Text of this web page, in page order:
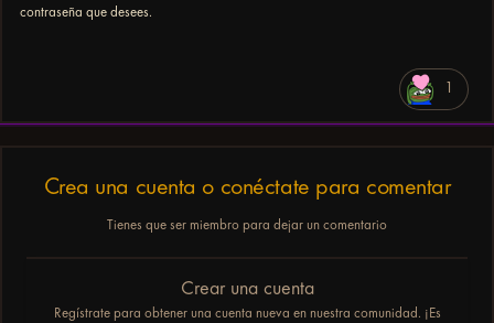
contraseña que desees.
1
Crea una cuenta o conéctate para comentar
Tienes que ser miembro para dejar un comentario
Crear una cuenta
Regístrate para obtener una cuenta nueva en nuestra comunidad. ¡Es